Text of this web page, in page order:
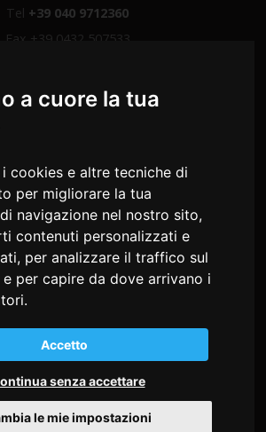
a cuore la tua
cookies e altre tecniche di
per migliorare la tua
navigazione nel nostro sito,
contenuti personalizzati e
per analizzare il traffico sul
per capire da dove arrivano i
Accetto
senza accettare
le mie impostazioni
Tel +39 040 9712360
Fax +39 0432 507533
HOME
SERVIZI
FAD E WEBINAR
RESIDENZIALI
GALLERY
TRASPARENZA